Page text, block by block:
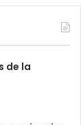
de la